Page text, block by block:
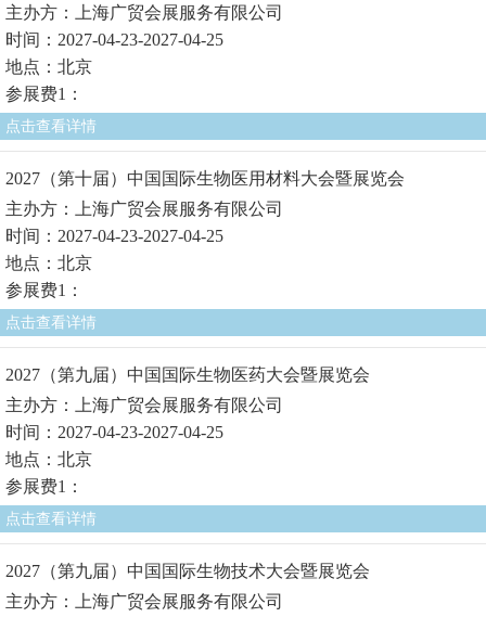
主办方：上海广贸会展服务有限公司
时间：2027-04-23-2027-04-25
地点：北京
参展费1：
点击查看详情
2027（第十届）中国国际生物医用材料大会暨展览会
主办方：上海广贸会展服务有限公司
时间：2027-04-23-2027-04-25
地点：北京
参展费1：
点击查看详情
2027（第九届）中国国际生物医药大会暨展览会
主办方：上海广贸会展服务有限公司
时间：2027-04-23-2027-04-25
地点：北京
参展费1：
点击查看详情
2027（第九届）中国国际生物技术大会暨展览会
主办方：上海广贸会展服务有限公司